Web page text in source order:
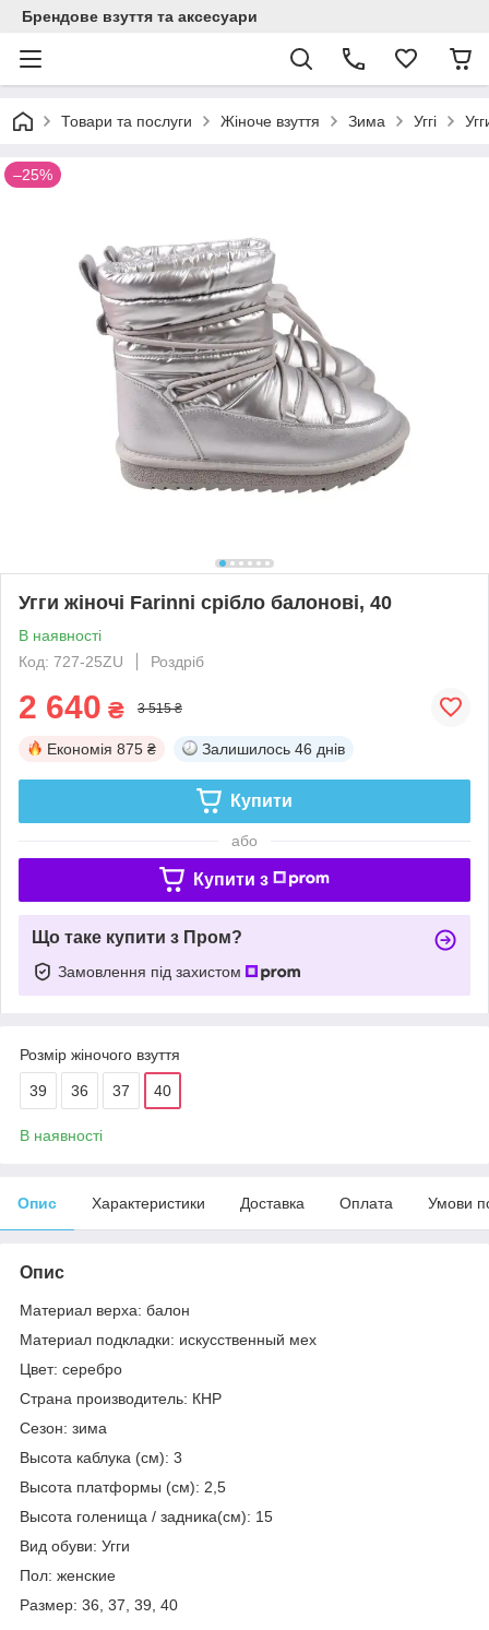
Брендове взуття та аксесуари
Товари та послуги Жіноче взуття Зима Уггі
–25%
Угги жіночі Farinni срібло балонові, 40
В наявності
Код: 727-25ZU
Роздріб
2 640 ₴ 3 515 ₴
Економія 875 ₴ Залишилось 46 днів
Купити
або
Купити з
Що таке купити з Пром?
Замовлення під захистом
Розмір жіночого взуття
39 36 37 40
В наявності
Опис Характеристики Доставка Оплата Умови
Опис
Материал верха: балон
Материал подкладки: искусственный мех
Цвет: серебро
Страна производитель: КНР
Сезон: зима
Высота каблука (см): 3
Высота платформы (см): 2,5
Высота голенища / задника(см): 15
Вид обуви: Угги
Пол: женские
Размер: 36, 37, 39, 40